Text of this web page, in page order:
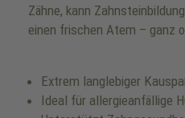
Zähne, kann
einen frischen Atem – ganz
Extrem langlebiger
Ideal für allergieanfällige